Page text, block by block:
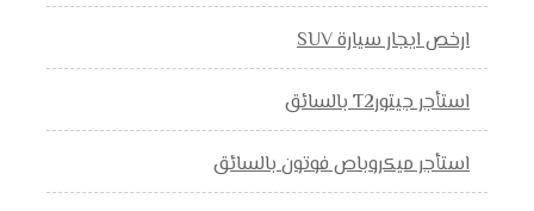
ارخص ايجار سيارة SUV
استأجر جيتورT2 بالسائق
استأجر ميكروباص فوتون بالسائق